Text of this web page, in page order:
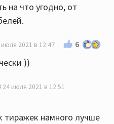
на что угодно, от
июля 2021 в 12:47 6
))
24 июля 2021 в 12:51
тиражек намного лучше